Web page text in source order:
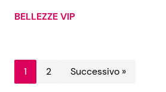
BELLEZZE VIP
1 2 Successivo »